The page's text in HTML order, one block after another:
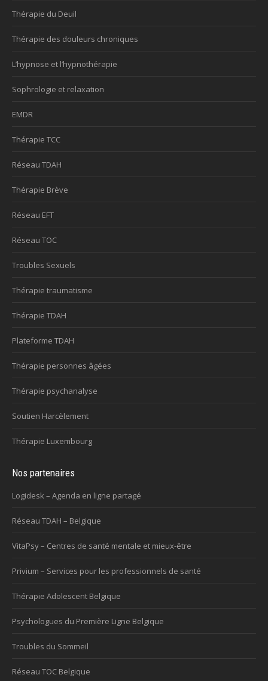
Thérapie du Deuil
Thérapie des douleurs chroniques
L’hypnose et l’hypnothérapie
Sophrologie et relaxation
EMDR
Thérapie TCC
Réseau TDAH
Thérapie Brève
Réseau EFT
Réseau TOC
Troubles Sexuels
Thérapie traumatisme
Thérapie TDAH
Plateforme TDAH
Thérapie personnes âgées
Thérapie psychanalyse
Soutien Harcèlement
Thérapie Luxembourg
Nos partenaires
Logidesk – Agenda en ligne partagé
Réseau TDAH – Belgique
VitaPsy – Centres de santé mentale et mieux-être
Privium – Services pour les professionnels de santé
Thérapie Adolescent Belgique
Psychologues du Première Ligne Belgique
Troubles du Sommeil
Réseau TOC Belgique